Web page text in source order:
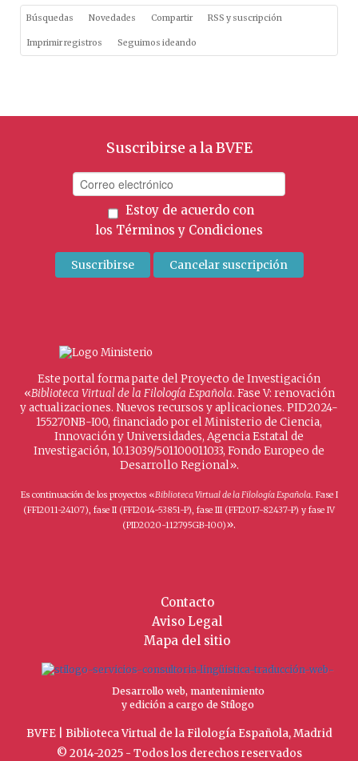
Búsquedas Novedades Compartir RSS y suscripción
Imprimir registros Seguimos ideando
Suscribirse a la BVFE
Estoy de acuerdo con
los Términos y Condiciones
Este portal forma parte del Proyecto de Investigación
«Biblioteca Virtual de la Filología Española. Fase V: renovación
y actualizaciones. Nuevos recursos y aplicaciones. PID2024-
155270NB-I00, financiado por el Ministerio de Ciencia,
Innovación y Universidades, Agencia Estatal de
Investigación, 10.13039/501100011033, Fondo Europeo de
Desarrollo Regional».
Es continuación de los proyectos «Biblioteca Virtual de la Filología Española. Fase I
(FFI2011-24107), fase II (FFI2014-53851-P), fase III (FFI2017-82437-P) y fase IV
(PID2020-112795GB-I00)».
Contacto
Aviso Legal
Mapa del sitio
Desarrollo web, mantenimiento
y edición a cargo de Stílogo
BVFE | Biblioteca Virtual de la Filología Española, Madrid
© 2014-2025 - Todos los derechos reservados